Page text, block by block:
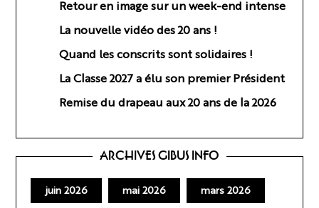
Retour en image sur un week-end intense
La nouvelle vidéo des 20 ans !
Quand les conscrits sont solidaires !
La Classe 2027 a élu son premier Président
Remise du drapeau aux 20 ans de la 2026
ARCHIVES GIBUS INFO
juin 2026 mai 2026 mars 2026